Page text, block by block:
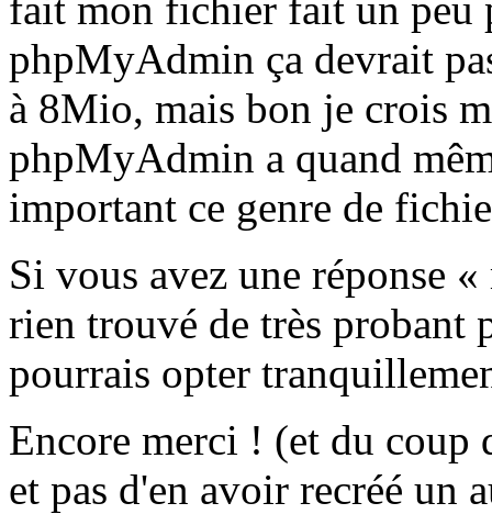
phpMyAdmin ça devrait
à 8Mio, mais bon je crois
phpMyAdmin a quand
important ce genre de
Si vous avez une réponse
rien trouvé de très probant
pourrais opter
Encore merci ! (et du coup
et pas d'en avoir recréé un